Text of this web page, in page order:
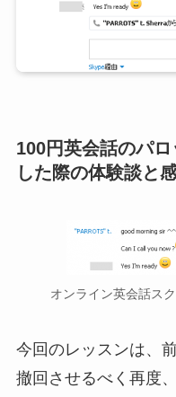
100円英会話のパ
した際の体験談と
オンライン英会話ス
今回のレッスンは、
撤回させるべく再度